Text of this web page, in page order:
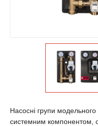
Насосні групи
системним компонентом,